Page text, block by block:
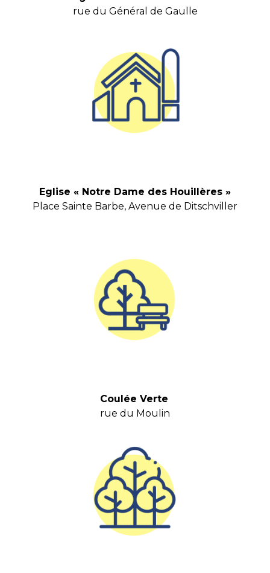
rue du Général de Gaulle
Eglise « Notre Dame des Houillères »
Place Sainte Barbe, Avenue de Ditschviller
Coulée Verte
rue du Moulin